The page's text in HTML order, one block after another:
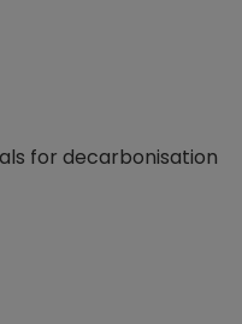
for decarbonisation